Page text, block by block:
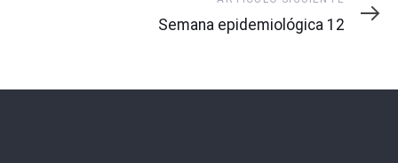
Siguiente
Semana epidemiológica 12